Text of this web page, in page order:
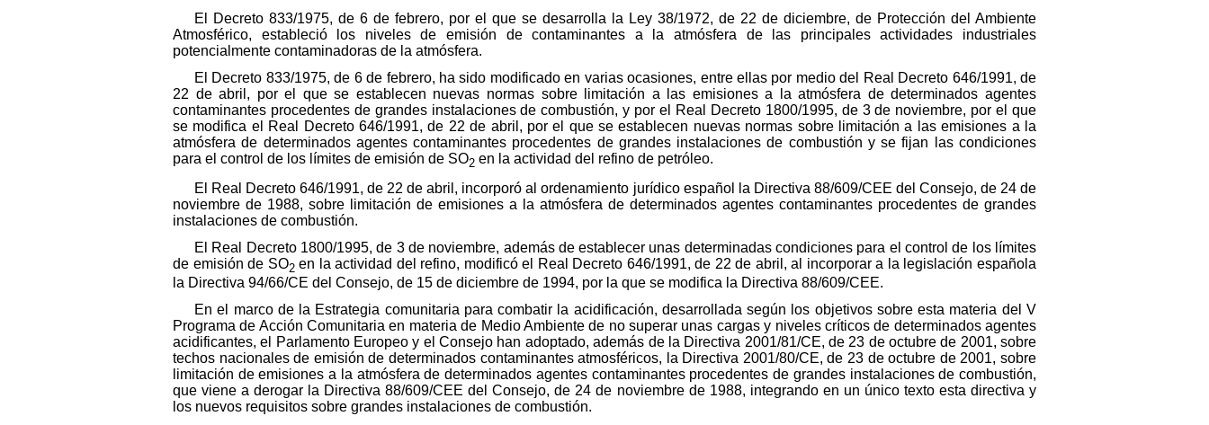
El Decreto 833/1975, de 6 de febrero, por el que se desarrolla la Ley 38/1972, de 22 de diciembre, de Protección del Ambiente
Atmosférico, estableció los niveles de emisión de contaminantes a la atmósfera de las principales actividades industriales
potencialmente contaminadoras de la atmósfera.
El Decreto 833/1975, de 6 de febrero, ha sido modificado en varias ocasiones, entre ellas por medio del Real Decreto 646/1991, de
22 de abril, por el que se establecen nuevas normas sobre limitación a las emisiones a la atmósfera de determinados agentes
contaminantes procedentes de grandes instalaciones de combustión, y por el Real Decreto 1800/1995, de 3 de noviembre, por el que
se modifica el Real Decreto 646/1991, de 22 de abril, por el que se establecen nuevas normas sobre limitación a las emisiones a la
atmósfera de determinados agentes contaminantes procedentes de grandes instalaciones de combustión y se fijan las condiciones
para el control de los límites de emisión de SO2 en la actividad del refino de petróleo.
El Real Decreto 646/1991, de 22 de abril, incorporó al ordenamiento jurídico español la Directiva 88/609/CEE del Consejo, de 24 de
noviembre de 1988, sobre limitación de emisiones a la atmósfera de determinados agentes contaminantes procedentes de grandes
instalaciones de combustión.
El Real Decreto 1800/1995, de 3 de noviembre, además de establecer unas determinadas condiciones para el control de los límites
de emisión de SO2en la actividad del refino, modificó el Real Decreto 646/1991, de 22 de abril, al incorporar a la legislación española
la Directiva 94/66/CE del Consejo, de 15 de diciembre de 1994, por la que se modifica la Directiva 88/609/CEE.
En el marco de la Estrategia comunitaria para combatir la acidificación, desarrollada según los objetivos sobre esta materia del V
Programa de Acción Comunitaria en materia de Medio Ambiente de no superar unas cargas y niveles críticos de determinados agentes
acidificantes, el Parlamento Europeo y el Consejo han adoptado, además de la Directiva 2001/81/CE, de 23 de octubre de 2001, sobre
techos nacionales de emisión de determinados contaminantes atmosféricos, la Directiva 2001/80/CE, de 23 de octubre de 2001, sobre
limitación de emisiones a la atmósfera de determinados agentes contaminantes procedentes de grandes instalaciones de combustión,
que viene a derogar la Directiva 88/609/CEE del Consejo, de 24 de noviembre de 1988, integrando en un único texto esta directiva y
los nuevos requisitos sobre grandes instalaciones de combustión.